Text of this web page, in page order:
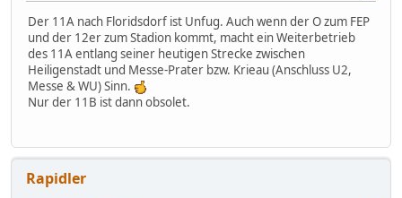
Der 11A nach Floridsdorf ist Unfug. Auch wenn der O zum FEP
und der 12er zum Stadion kommt, macht ein Weiterbetrieb
des 11A entlang seiner heutigen Strecke zwischen
Heiligenstadt und Messe-Prater bzw. Krieau (Anschluss U2,
Messe & WU) Sinn.
Nur der 11B ist dann obsolet.
Rapidler